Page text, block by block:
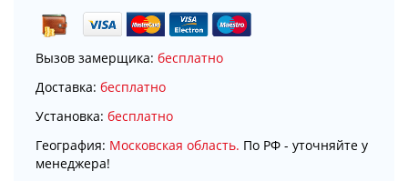
Вызов замерщика: бесплатно
Доставка: бесплатно
Установка: бесплатно
География: Московская область. По РФ - уточняйте у
менеджера!